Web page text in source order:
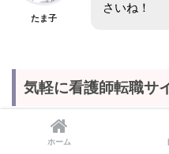
たま子
さいね！
気軽に看護師転職サ
ホーム